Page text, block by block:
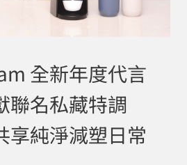
全新年度代言
聯名私藏特調
享純淨減塑日常